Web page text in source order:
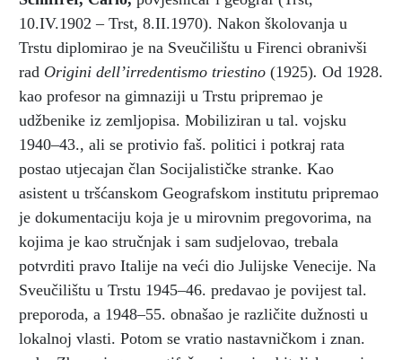
10.IV.1902 – Trst, 8.II.1970). Nakon školovanja u
Trstu diplomirao je na Sveučilištu u Firenci obranivši
rad Origini dell’irredentismo triestino (1925). Od 1928.
kao profesor na gimnaziji u Trstu pripremao je
udžbenike iz zemljopisa. Mobiliziran u tal. vojsku
1940–43., ali se protivio faš. politici i potkraj rata
postao utjecajan član Socijalističke stranke. Kao
asistent u tršćanskom Geografskom institutu pripremao
je dokumentaciju koja je u mirovnim pregovorima, na
kojima je kao stručnjak i sam sudjelovao, trebala
potvrditi pravo Italije na veći dio Julijske Venecije. Na
Sveučilištu u Trstu 1945–46. predavao je povijest tal.
preporoda, a 1948–55. obnašao je različite dužnosti u
lokalnoj vlasti. Potom se vratio nastavničkom i znan.